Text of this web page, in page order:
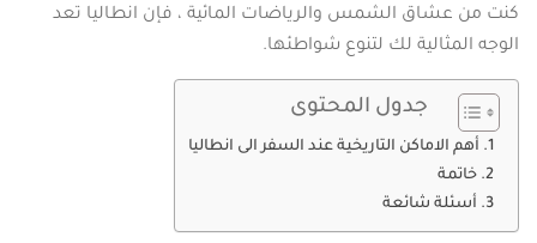
كنت من عشاق الشمس والرياضات المائية ، فإن انطاليا تعد
الوجه المثالية لك لتنوع شواطئها.
جدول المحتوى
أهم الاماكن التاريخية عند السفر الى انطاليا
خاتمة
أسئلة شائعة